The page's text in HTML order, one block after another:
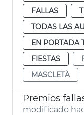
FALLAS
TODAS LAS
EN PORTADA
FIESTAS
MASCLETÀ
Premios
modificado